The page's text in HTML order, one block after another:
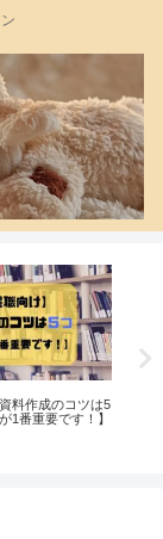
料作成のコツは5
1番重要です！】